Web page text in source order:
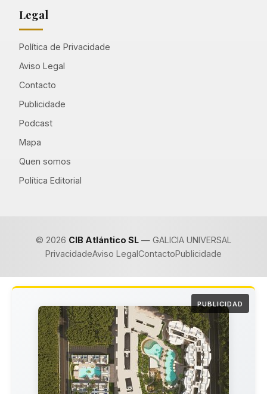
Legal
Política de Privacidade
Aviso Legal
Contacto
Publicidade
Podcast
Mapa
Quen somos
Política Editorial
© 2026 CIB Atlántico SL— GALICIA UNIVERSAL
PrivacidadeAviso Legal ContactoPublicidade
PUBLICIDAD